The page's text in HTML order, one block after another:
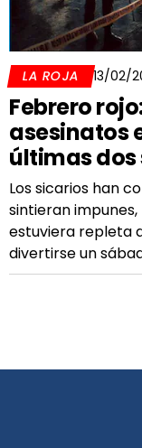
LA ROJA 13/02/
Febrero
asesinatos
últimas
Los sicarios han
sintieran
estuviera repleta
divertirse un